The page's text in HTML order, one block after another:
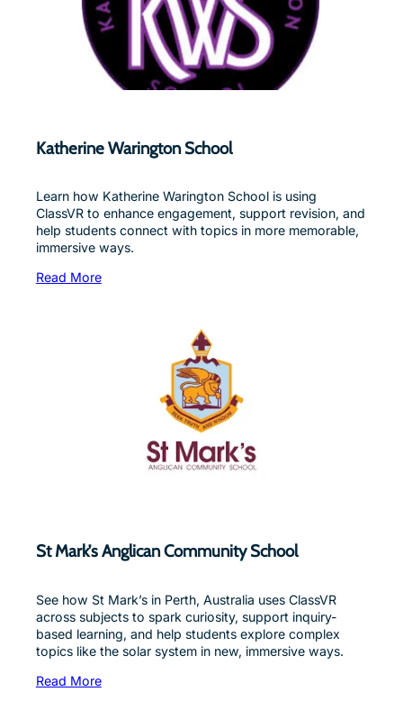
Katherine Warington School
Learn how Katherine Warington School is using
ClassVR to enhance engagement, support revision, and
help students connect with topics in more memorable,
immersive ways.
Read More
St Mark’s Anglican Community School
See how St Mark’s in Perth, Australia uses ClassVR
across subjects to spark curiosity, support inquiry-
based learning, and help students explore complex
topics like the solar system in new, immersive ways.
Read More